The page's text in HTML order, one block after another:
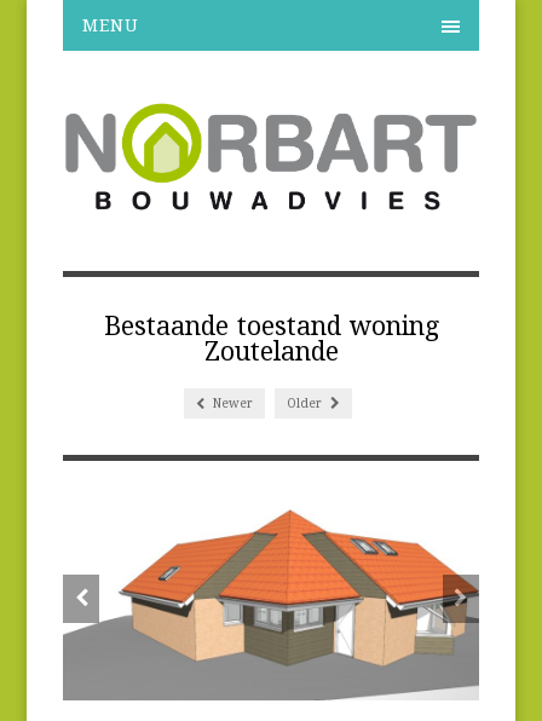
MENU
Bestaande toestand woning
Zoutelande
Newer Older